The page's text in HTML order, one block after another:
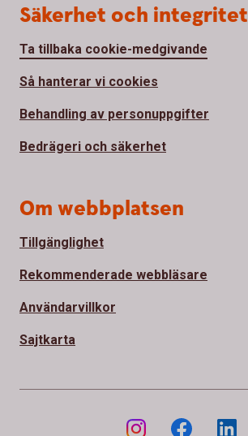
Säkerhet och integritet
Ta tillbaka cookie-medgivande
Så hanterar vi cookies
Behandling av personuppgifter
Bedrägeri och säkerhet
Om webbplatsen
Tillgänglighet
Rekommenderade webbläsare
Användarvillkor
Sajtkarta